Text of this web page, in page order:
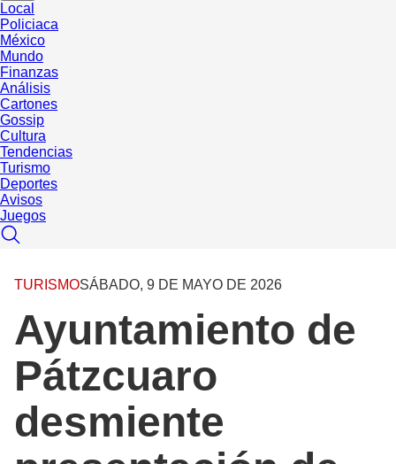
Local
Policiaca
México
Mundo
Finanzas
Análisis
Cartones
Gossip
Cultura
Tendencias
Turismo
Deportes
Avisos
Juegos
TURISMOSÁBADO, 9 DE MAYO DE 2026
Ayuntamiento de
Pátzcuaro
desmiente